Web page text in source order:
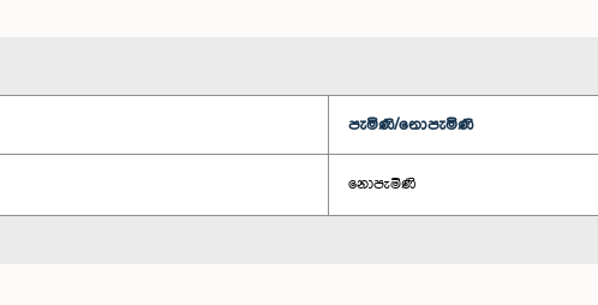
පැමිණි/නොපැමිණි
නොපැමිණි